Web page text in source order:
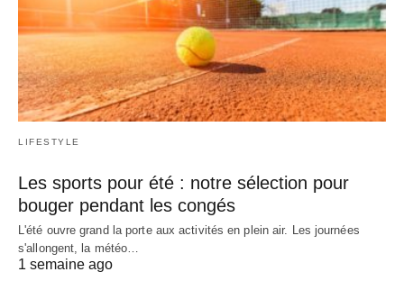
LIFESTYLE
Les sports pour été : notre sélection pour
bouger pendant les congés
L'été ouvre grand la porte aux activités en plein air. Les journées
s'allongent, la météo…
1 semaine ago